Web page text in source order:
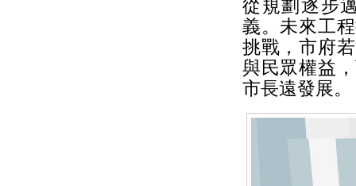
從規劃逐步
義。未來工
挑戰，市府
與民眾權益
市長遠發展。